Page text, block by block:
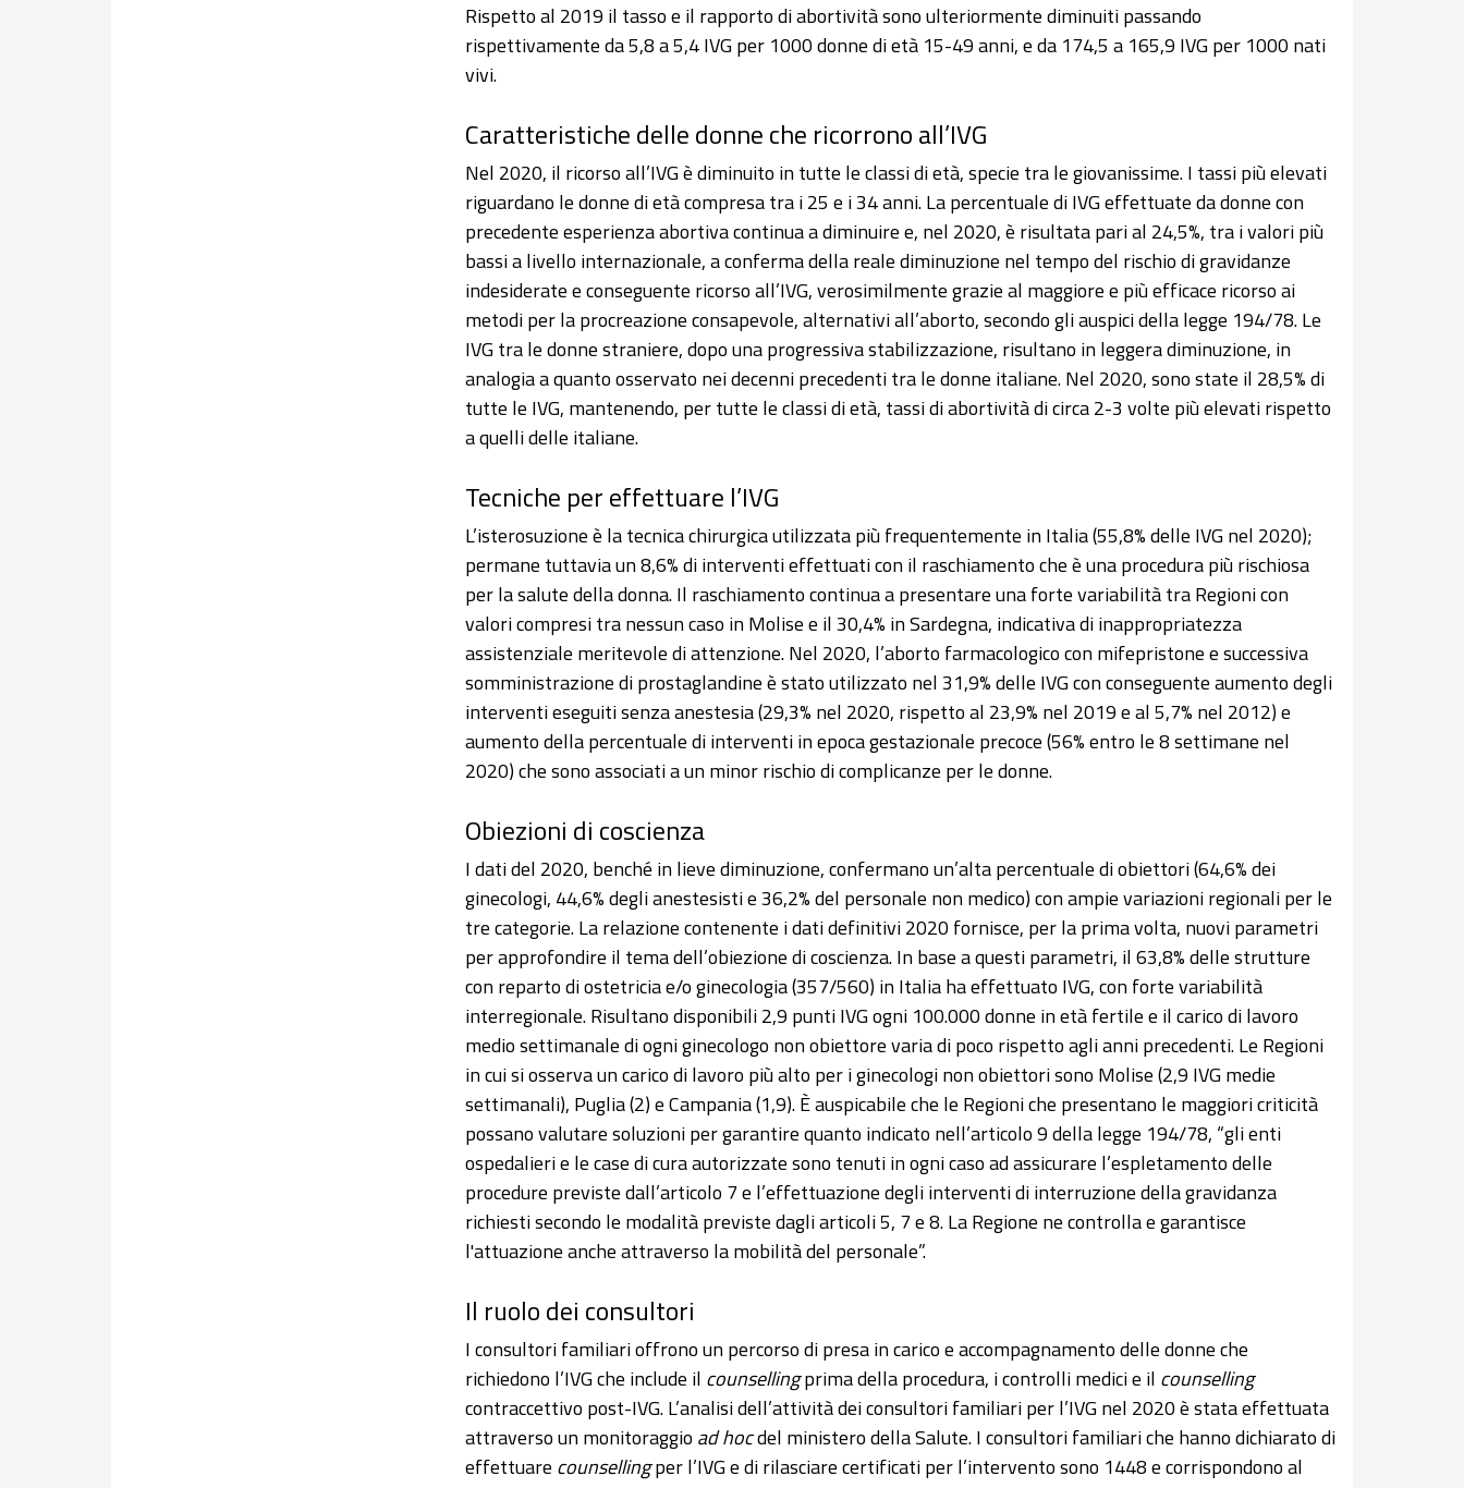
Rispetto al 2019 il tasso e il rapporto di abortività sono ulteriormente diminuiti passando
rispettivamente da 5,8 a 5,4 IVG per 1000 donne di età 15-49 anni, e da 174,5 a 165,9 IVG per 1000 nati
vivi.
Caratteristiche delle donne che ricorrono all’IVG
Nel 2020, il ricorso all’IVG è diminuito in tutte le classi di età, specie tra le giovanissime. I tassi più elevati
riguardano le donne di età compresa tra i 25 e i 34 anni. La percentuale di IVG effettuate da donne con
precedente esperienza abortiva continua a diminuire e, nel 2020, è risultata pari al 24,5%, tra i valori più
bassi a livello internazionale, a conferma della reale diminuzione nel tempo del rischio di gravidanze
indesiderate e conseguente ricorso all’IVG, verosimilmente grazie al maggiore e più efficace ricorso ai
metodi per la procreazione consapevole, alternativi all’aborto, secondo gli auspici della legge 194/78. Le
IVG tra le donne straniere, dopo una progressiva stabilizzazione, risultano in leggera diminuzione, in
analogia a quanto osservato nei decenni precedenti tra le donne italiane. Nel 2020, sono state il 28,5% di
tutte le IVG, mantenendo, per tutte le classi di età, tassi di abortività di circa 2-3 volte più elevati rispetto
a quelli delle italiane.
Tecniche per effettuare l’IVG
L’isterosuzione è la tecnica chirurgica utilizzata più frequentemente in Italia (55,8% delle IVG nel 2020);
permane tuttavia un 8,6% di interventi effettuati con il raschiamento che è una procedura più rischiosa
per la salute della donna. Il raschiamento continua a presentare una forte variabilità tra Regioni con
valori compresi tra nessun caso in Molise e il 30,4% in Sardegna, indicativa di inappropriatezza
assistenziale meritevole di attenzione. Nel 2020, l’aborto farmacologico con mifepristone e successiva
somministrazione di prostaglandine è stato utilizzato nel 31,9% delle IVG con conseguente aumento degli
interventi eseguiti senza anestesia (29,3% nel 2020, rispetto al 23,9% nel 2019 e al 5,7% nel 2012) e
aumento della percentuale di interventi in epoca gestazionale precoce (56% entro le 8 settimane nel
2020) che sono associati a un minor rischio di complicanze per le donne.
Obiezioni di coscienza
I dati del 2020, benché in lieve diminuzione, confermano un’alta percentuale di obiettori (64,6% dei
ginecologi, 44,6% degli anestesisti e 36,2% del personale non medico) con ampie variazioni regionali per le
tre categorie. La relazione contenente i dati definitivi 2020 fornisce, per la prima volta, nuovi parametri
per approfondire il tema dell’obiezione di coscienza. In base a questi parametri, il 63,8% delle strutture
con reparto di ostetricia e/o ginecologia (357/560) in Italia ha effettuato IVG, con forte variabilità
interregionale. Risultano disponibili 2,9 punti IVG ogni 100.000 donne in età fertile e il carico di lavoro
medio settimanale di ogni ginecologo non obiettore varia di poco rispetto agli anni precedenti. Le Regioni
in cui si osserva un carico di lavoro più alto per i ginecologi non obiettori sono Molise (2,9 IVG medie
settimanali), Puglia (2) e Campania (1,9). È auspicabile che le Regioni che presentano le maggiori criticità
possano valutare soluzioni per garantire quanto indicato nell’articolo 9 della legge 194/78, “gli enti
ospedalieri e le case di cura autorizzate sono tenuti in ogni caso ad assicurare l’espletamento delle
procedure previste dall’articolo 7 e l’effettuazione degli interventi di interruzione della gravidanza
richiesti secondo le modalità previste dagli articoli 5, 7 e 8. La Regione ne controlla e garantisce
l'attuazione anche attraverso la mobilità del personale”.
Il ruolo dei consultori
I consultori familiari offrono un percorso di presa in carico e accompagnamento delle donne che
richiedono l’IVG che include il counsellingprima della procedura, i controlli medici e il counselling
contraccettivo post-IVG. L’analisi dell’attività dei consultori familiari per l’IVG nel 2020 è stata effettuata
attraverso un monitoraggio ad hocdel ministero della Salute. I consultori familiari che hanno dichiarato di
effettuare counsellingper l’IVG e di rilasciare certificati per l’intervento sono 1448 e corrispondono al